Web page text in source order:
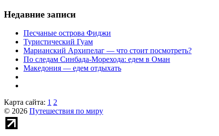
Недавние записи
Песчаные острова Фиджи
Туристический Гуам
Марианский Архипелаг — что стоит посмотреть?
По следам Синбада-Морехода: едем в Оман
Македония — едем отдыхать
Карта сайта: 1 2
© 2026 Путешествия по миру